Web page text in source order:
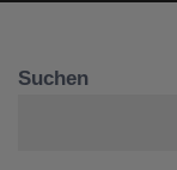
Suchen